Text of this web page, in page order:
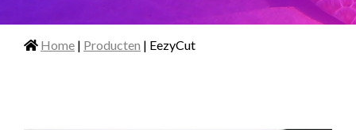
Home | Producten | EezyCut